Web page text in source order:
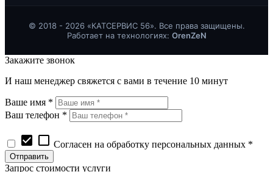
© 2018 - 2026 «КАТСЕРВИС 56». Все права защищены.
Работает на технологиях: OrenZeN
Закажите звонок
И наш менеджер свяжется с вами в течение 10 минут
Ваше имя *
Ваш телефон *
check_box check_box_outline_blank Согласен на обработку персональных данных *
Запрос стоимости услуги